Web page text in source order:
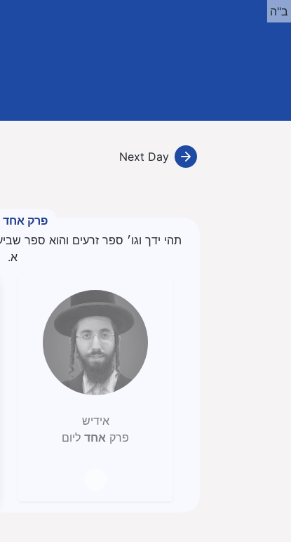
ב"ה
Next Day
פרק אחד
תהי ידך וגו׳ ספר זרעים והוא ספר
א.
אידיש
פרק אחד ליום